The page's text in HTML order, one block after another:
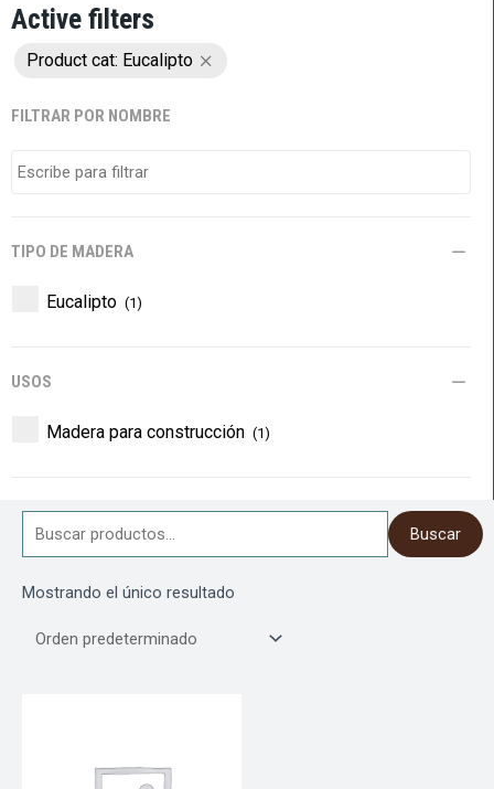
Active filters
Product cat: Eucalipto
FILTRAR POR NOMBRE
TIPO DE MADERA
Eucalipto (1)
USOS
Madera para construcción (1)
Buscar
por:
Buscar
Mostrando el único resultado